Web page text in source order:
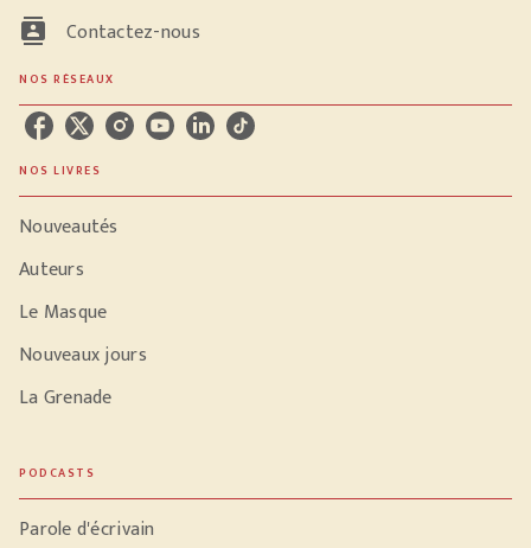
contacts Contactez-nous
NOS RÉSEAUX
NOS LIVRES
Nouveautés
Auteurs
Le Masque
Nouveaux jours
La Grenade
PODCASTS
Parole d'écrivain